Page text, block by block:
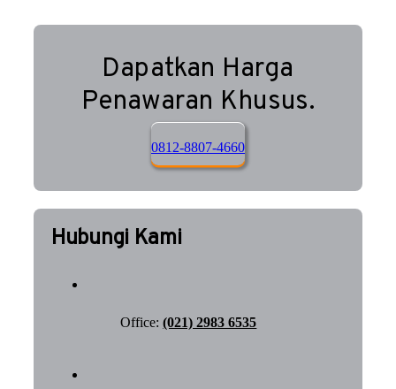
Dapatkan Harga
Penawaran Khusus.
0812-8807-4660
Hubungi Kami
Office:(021) 2983 6535